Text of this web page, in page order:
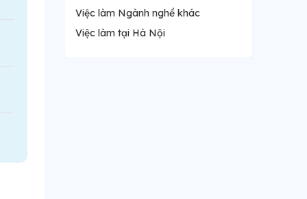
Việc làm Ngành nghề khác
Việc làm tại Hà Nội